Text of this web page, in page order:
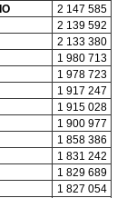
2 147 585
2 139 592
2 133 380
1 980 713
1 978 723
1 917 247
1 915 028
1 900 977
1 858 386
1 831 242
1 829 689
1 827 054